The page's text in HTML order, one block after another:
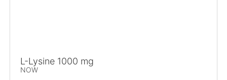
L-Lysine 1000 mg
NOW